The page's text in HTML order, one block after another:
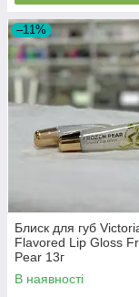
–11%
Блиск для губ
Flavored Lip Gloss
Pear 13г
В наявності